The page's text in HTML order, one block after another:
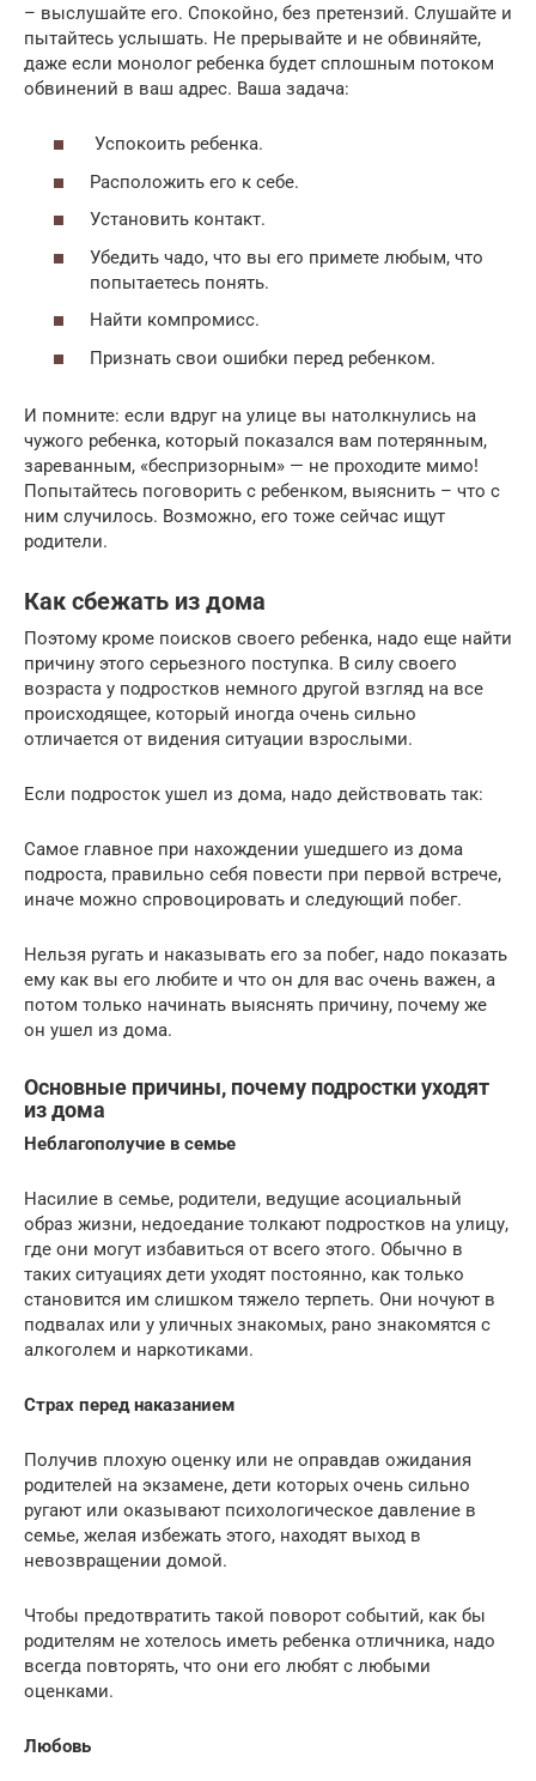
– выслушайте его. Спокойно, без претензий. Слушайте и
пытайтесь услышать. Не прерывайте и не обвиняйте,
даже если монолог ребенка будет сплошным потоком
обвинений в ваш адрес. Ваша задача:
Успокоить ребенка.
Расположить его к себе.
Установить контакт.
Убедить чадо, что вы его примете любым, что
попытаетесь понять.
Найти компромисс.
Признать свои ошибки перед ребенком.
И помните: если вдруг на улице вы натолкнулись на
чужого ребенка, который показался вам потерянным,
зареванным, «беспризорным» — не проходите мимо!
Попытайтесь поговорить с ребенком, выяснить – что с
ним случилось. Возможно, его тоже сейчас ищут
родители.
Как сбежать из дома
Поэтому кроме поисков своего ребенка, надо еще найти
причину этого серьезного поступка. В силу своего
возраста у подростков немного другой взгляд на все
происходящее, который иногда очень сильно
отличается от видения ситуации взрослыми.
Если подросток ушел из дома, надо действовать так:
Самое главное при нахождении ушедшего из дома
подроста, правильно себя повести при первой встрече,
иначе можно спровоцировать и следующий побег.
Нельзя ругать и наказывать его за побег, надо показать
ему как вы его любите и что он для вас очень важен, а
потом только начинать выяснять причину, почему же
он ушел из дома.
Основные причины, почему подростки уходят
из дома
Неблагополучие в семье
Насилие в семье, родители, ведущие асоциальный
образ жизни, недоедание толкают подростков на улицу,
где они могут избавиться от всего этого. Обычно в
таких ситуациях дети уходят постоянно, как только
становится им слишком тяжело терпеть. Они ночуют в
подвалах или у уличных знакомых, рано знакомятся с
алкоголем и наркотиками.
Страх перед наказанием
Получив плохую оценку или не оправдав ожидания
родителей на экзамене, дети которых очень сильно
ругают или оказывают психологическое давление в
семье, желая избежать этого, находят выход в
невозвращении домой.
Чтобы предотвратить такой поворот событий, как бы
родителям не хотелось иметь ребенка отличника, надо
всегда повторять, что они его любят с любыми
оценками.
Любовь